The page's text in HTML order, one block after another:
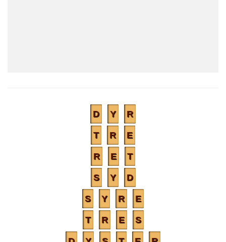
D Y R
T R E
R E T
S Y D
S Y R E
T R E S